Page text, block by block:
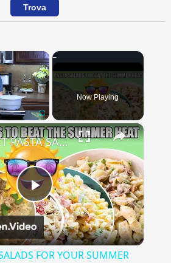
×
Fullscreen
Now Playing
×
Play
Video
PERFECT PASTA SALADS FOR YOUR SUMMER GET TOGETHERS
FOR YOUR SUMMER